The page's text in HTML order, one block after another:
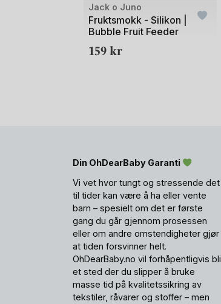
Jack o Juno
Fruktsmokk - Silikon |
Bubble Fruit Feeder
159kr
Din OhDearBaby Garanti
Vi vet hvor tungt og stressende det
til tider kan være å ha eller vente
barn – spesielt om det er første
gang du går gjennom prosessen
eller om andre omstendigheter gjør
at tiden forsvinner helt.
OhDearBaby.no vil forhåpentligvis bli
et sted der du slipper å bruke
masse tid på kvalitetssikring av
tekstiler, råvarer og stoffer – men